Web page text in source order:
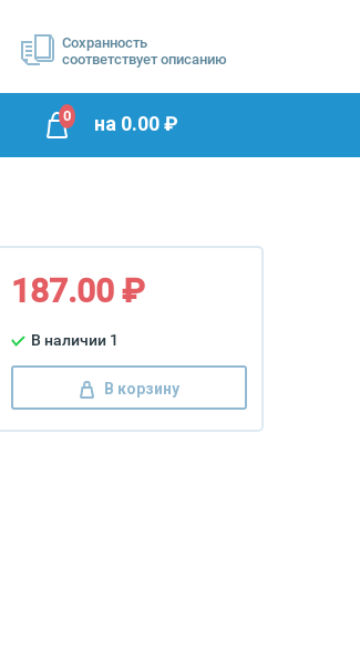
Сохранность
соответствует описанию
0 на 0.00₽
187.00 ₽
В наличии 1
В корзину